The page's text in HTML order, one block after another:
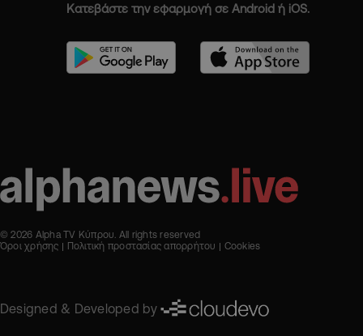
Κατεβάστε την εφαρμογή σε Android ή iOS.
© 2026 Alpha TV Κύπρου. All rights reserved
Όροι χρήσης
Πολιτική προστασίας απορρήτου Cookies
Designed & Developed by